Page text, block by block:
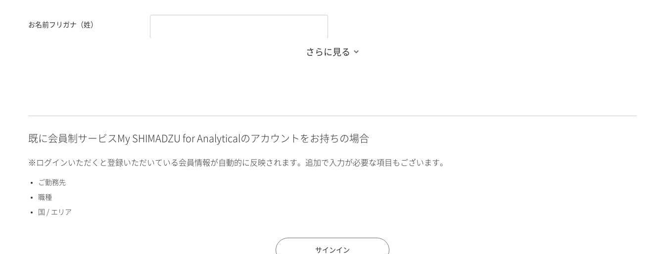
お名前フリガナ（姓）
英数）
国 / エリア
住所検索
さらに見る
既に会員制サービスMy SHIMADZU for Analyticalのアカウントをお持ちの場合
※ログインいただくと登録いただいている会員情報が自動的に反映されます。追加で入力が必要な項目もございます。
ご勤務先
職種
国 / エリア
サインイン